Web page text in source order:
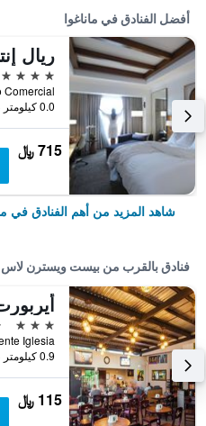
أفضل الفنادق في ماناغوا
5 نجوم
0.0 كيلومتر عن وسط المدينة
715 ﷼
شاهد المزيد من أهم الفنادق في
فنادق بالقرب من بيست ويسترن
3 نجوم
0.9 كيلومتر عن وسط المدينة
115 ﷼